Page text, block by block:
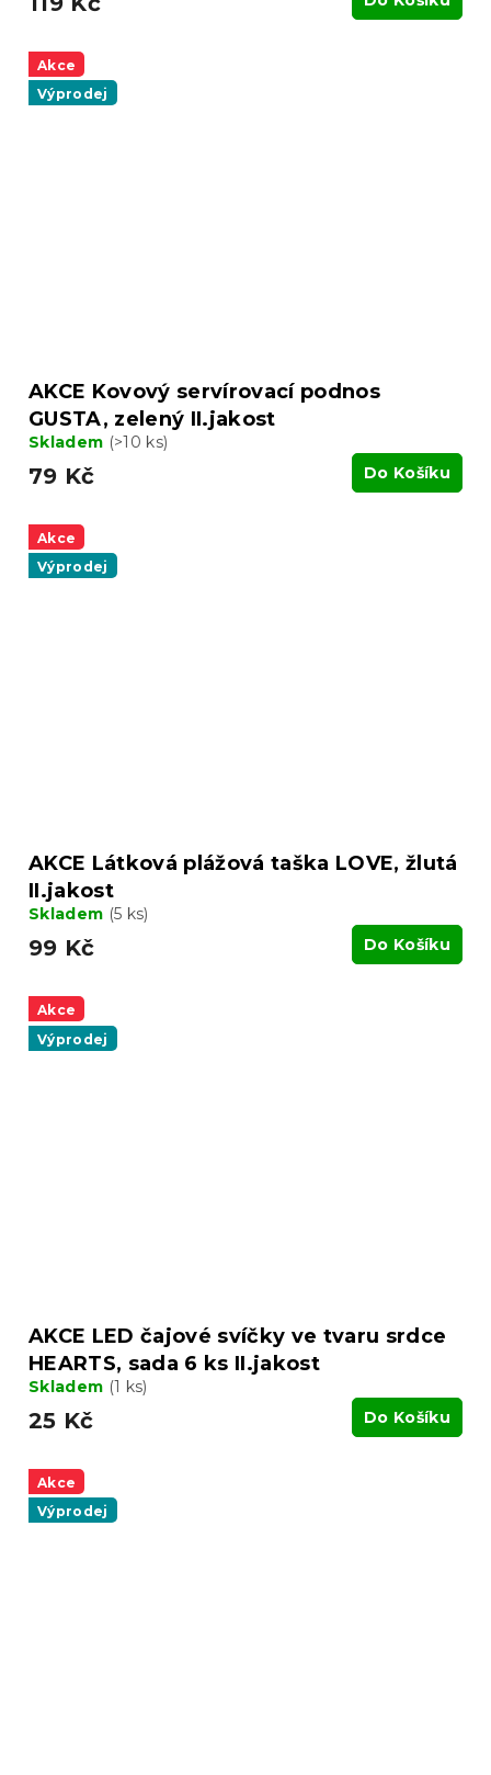
Akce
Výprodej
AKCE Kovový servírovací podnos
GUSTA, zelený II.jakost
Skladem (>10 ks)
79 Kč Do Košíku
Akce
Výprodej
AKCE Látková plážová taška LOVE, žlutá
II.jakost
Skladem (5 ks)
99 Kč Do Košíku
Akce
Výprodej
AKCE LED čajové svíčky ve tvaru srdce
HEARTS, sada 6 ks II.jakost
Skladem (1 ks)
25 Kč Do Košíku
Akce
Výprodej